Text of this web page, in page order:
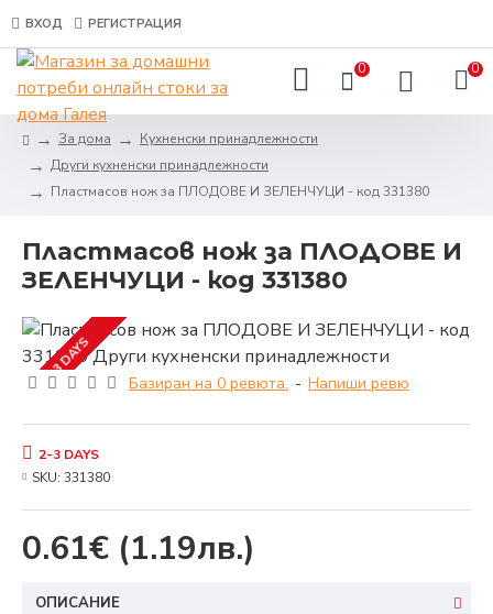
ВХОД РЕГИСТРАЦИЯ
0 0
За дома
Кухненски принадлежности
Други кухненски принадлежности
Пластмасов нож за ПЛОДОВЕ И ЗЕЛЕНЧУЦИ - код 331380
Пластмасов нож за ПЛОДОВЕ И
ЗЕЛЕНЧУЦИ - код 331380
2-3 DAYS Базиран на 0 ревюта. - Напиши ревю
0.61€ (1.19лв.)
2-3 DAYS
SKU: 331380
ОПИСАНИЕ